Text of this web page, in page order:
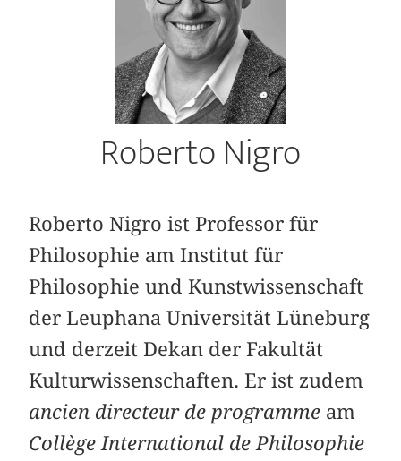
Roberto Nigro
Roberto Nigro ist Professor für
Philosophie am Institut für
Philosophie und Kunstwissenschaft
der Leuphana Universität Lüneburg
und derzeit Dekan der Fakultät
Kulturwissenschaften. Er ist zudem
ancien directeur de programme am
Collège International de Philosophie